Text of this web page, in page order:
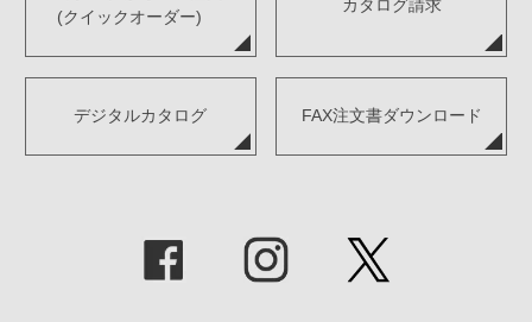
(クイックオーダー)
カタログ請求
デジタルカタログ FAX注文書ダウンロード